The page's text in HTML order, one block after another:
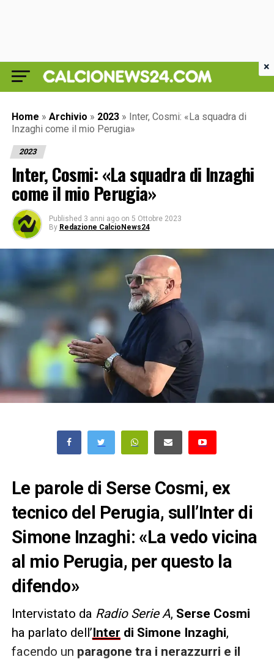
Home » Archivio » 2023 » Inter, Cosmi: «La squadra di
Inzaghi come il mio Perugia»
2023
Inter, Cosmi: «La squadra di Inzaghi
come il mio Perugia»
Published 3 anni ago on 5 Ottobre 2023
By Redazione CalcioNews24
Le parole di Serse Cosmi, ex
tecnico del Perugia, sull’Inter di
Simone Inzaghi: «La vedo vicina
al mio Perugia, per questo la
difendo»
Intervistato da Radio Serie A, Serse Cosmi
ha parlato dell’Inter di Simone Inzaghi,
facendo un paragone tra i nerazzurri e il
×